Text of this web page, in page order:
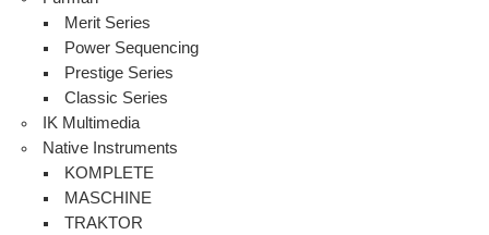
Merit Series
Power Sequencing
Prestige Series
Classic Series
IK Multimedia
Native Instruments
KOMPLETE
MASCHINE
TRAKTOR